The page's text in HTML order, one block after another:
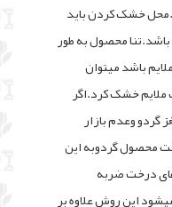
خشک کردن باید
محصول به طور
باشد میتوان
ملایم خشک کرد.اگر
وعدم بازار
محصول گردوبه این
درخت ضربه
این روش علاوه بر